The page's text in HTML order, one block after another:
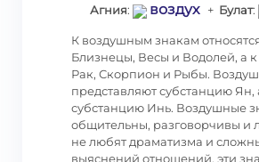
Агния: воздух+ Булат:
К воздушным знакам
Близнецы, Весы и Водолей, а
Рак, Скорпион и Рыбы.
представляют субстанцию Ян,
субстанцию Инь. Воздушные
общительны, разговорчивы и
не любят драматизма и
выяснений отношений, эти